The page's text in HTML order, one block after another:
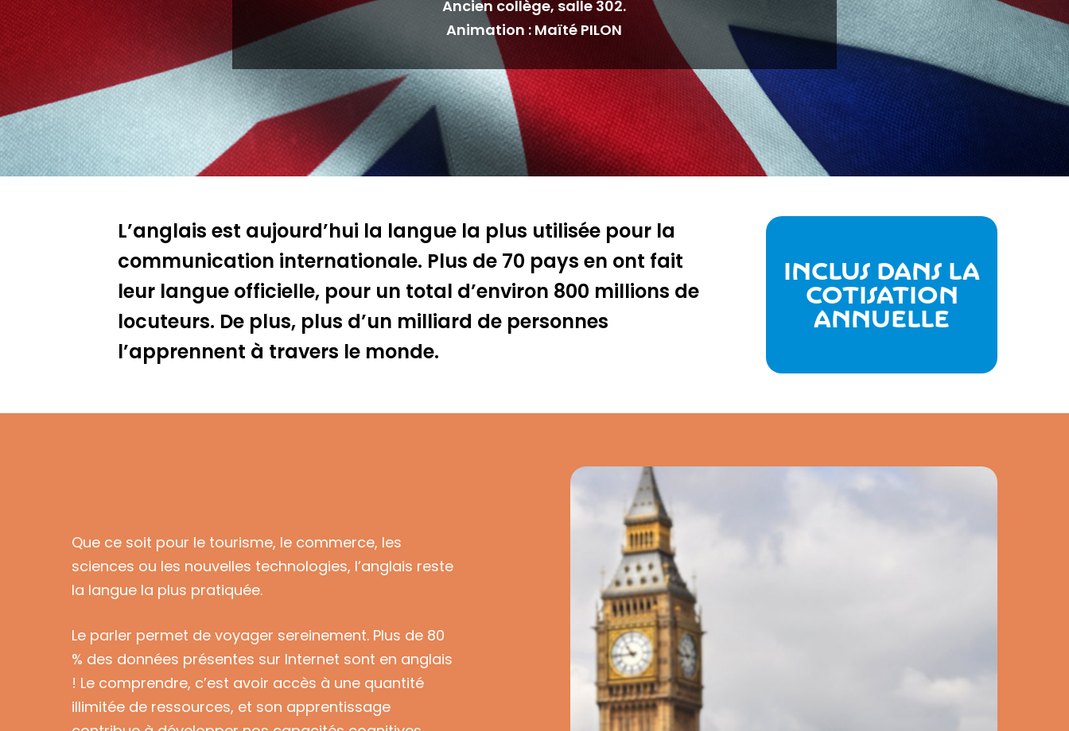
Ancien collège, salle 302.
Animation : Maïté PILON
L’anglais est aujourd’hui la langue la plus utilisée pour la
communication internationale. Plus de 70 pays en ont fait
leur langue officielle, pour un total d’environ 800 millions de
locuteurs. De plus, plus d’un milliard de personnes
l’apprennent à travers le monde.
Inclus dans la
cotisation
annuelle
Que ce soit pour le tourisme, le commerce, les
sciences ou les nouvelles technologies, l’anglais reste
la langue la plus pratiquée.
Le parler permet de voyager sereinement. Plus de 80
% des données présentes sur Internet sont en anglais
! Le comprendre, c’est avoir accès à une quantité
illimitée de ressources, et son apprentissage